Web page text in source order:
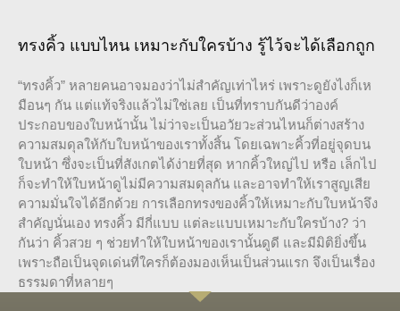
ทรงคิ้ว แบบไหน เหมาะกับใครบ้าง รู้ไว้จะได้เลือกถูก
“ทรงคิ้ว” หลายคนอาจมองว่าไม่สำคัญเท่าไหร่ เพราะดูยังไงก็เห
มือนๆ กัน แต่แท้จริงแล้วไม่ใช่เลย เป็นที่ทราบกันดีว่าองค์
ประกอบของใบหน้านั้น ไม่ว่าจะเป็นอวัยวะส่วนไหนก็ต่างสร้าง
ความสมดุลให้กับใบหน้าของเราทั้งสิ้น โดยเฉพาะคิ้วที่อยู่จุดบน
ใบหน้า ซึ่งจะเป็นที่สังเกตได้ง่ายที่สุด หากคิ้วใหญ่ไป หรือ เล็กไป
ก็จะทำให้ใบหน้าดูไม่มีความสมดุลกัน และอาจทำให้เราสูญเสีย
ความมั่นใจได้อีกด้วย การเลือกทรงของคิ้วให้เหมาะกับใบหน้าจึง
สำคัญนั่นเอง ทรงคิ้ว มีกี่แบบ แต่ละแบบเหมาะกับใครบ้าง? ว่า
กันว่า คิ้วสวย ๆ ช่วยทำให้ใบหน้าของเรานั้นดูดี และมีมิติยิ่งขึ้น
เพราะถือเป็นจุดเด่นที่ใครก็ต้องมองเห็นเป็นส่วนแรก จึงเป็นเรื่อง
ธรรมดาที่หลายๆ